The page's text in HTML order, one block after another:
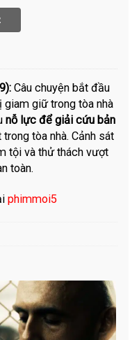
Câu chuyện bắt đầu
giữ trong tòa nhà
nỗ lực để giải cứu bản
tòa nhà. Cảnh sát
tội và thử thách vượt
toàn.
phimmoi5